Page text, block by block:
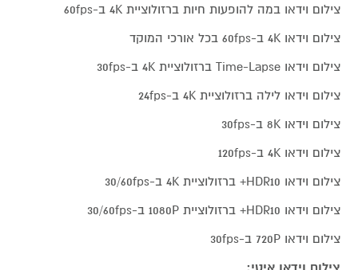
צילום וידאו במה להופעות חיות ברזולוציית 4K ב-60fps
צילום וידאו 4K ב-60fps בכל אורכי המוקד
צילום וידאו Time-Lapse ברזולוציית 4K ב-30fps
צילום וידאו לילה ברזולוציית 4K ב-24fps
צילום וידאו 8K ב-30fps
צילום וידאו 4K ב-120fps
צילום וידאו HDR10+ ברזולוציית 4K ב-30/60fps
צילום וידאו HDR10+ ברזולוציית 1080P ב-30/60fps
צילום וידאו 720P ב-30fps